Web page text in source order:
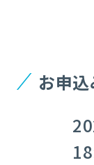
お申込